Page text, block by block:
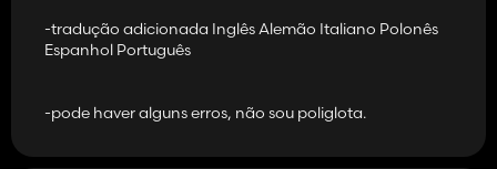
-tradução adicionada Inglês Alemão Italiano Polonês
Espanhol Português
-pode haver alguns erros, não sou poliglota.